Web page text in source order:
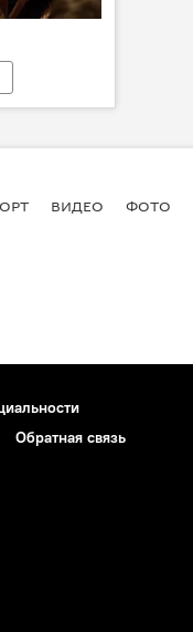
ВИДЕО ФОТО
Обратная связь